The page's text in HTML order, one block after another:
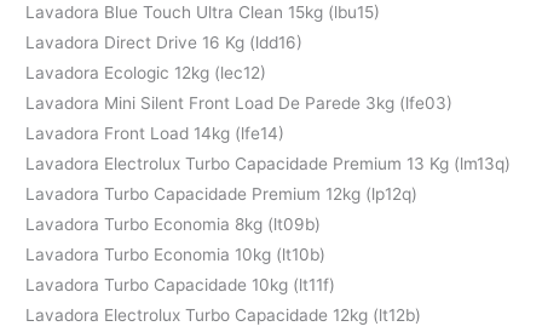
Lavadora Blue Touch Ultra Clean 15kg (lbu15)
Lavadora Direct Drive 16 Kg (ldd16)
Lavadora Ecologic 12kg (lec12)
Lavadora Mini Silent Front Load De Parede 3kg (lfe03)
Lavadora Front Load 14kg (lfe14)
Lavadora Electrolux Turbo Capacidade Premium 13 Kg (lm13q)
Lavadora Turbo Capacidade Premium 12kg (lp12q)
Lavadora Turbo Economia 8kg (lt09b)
Lavadora Turbo Economia 10kg (lt10b)
Lavadora Turbo Capacidade 10kg (lt11f)
Lavadora Electrolux Turbo Capacidade 12kg (lt12b)